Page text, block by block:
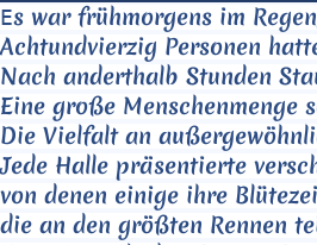
Es war frühmorgens im
Achtundvierzig Personen
Nach anderthalb Stunden
Eine große
Die Vielfalt an
Jede Halle präsentierte
von denen einige ihre
die an den größten Rennen